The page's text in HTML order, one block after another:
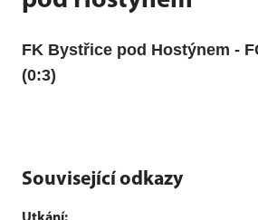
FK Bystřice pod Hostýnem -
(0:3)
Související odkazy